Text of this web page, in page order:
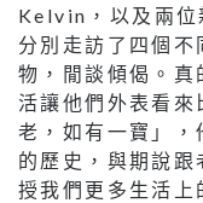
Kelvin，以及兩位
分別走訪了四個
物，閒談傾偈。真
活讓他們外表看
老，如有一寶」，
的歷史，與期說
授我們更多生活上